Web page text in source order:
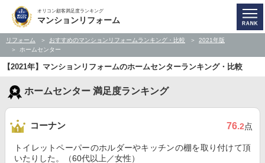
オリコン顧客満足度ランキング
マンションリフォーム
リフォーム おすすめのマンションリフォームランキング・比較
2021年版
ホームセンター
【2021年】マンションリフォームのホームセンターランキング・比較
ホームセンター 満足度ランキング
コーナン 76.2点
トイレットペーパーのホルダーやキッチンの棚を取り付けて頂
いたりした。（60代以上／女性）